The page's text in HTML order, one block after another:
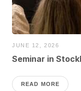
JUNE 12, 2026
Seminar in
READ MORE